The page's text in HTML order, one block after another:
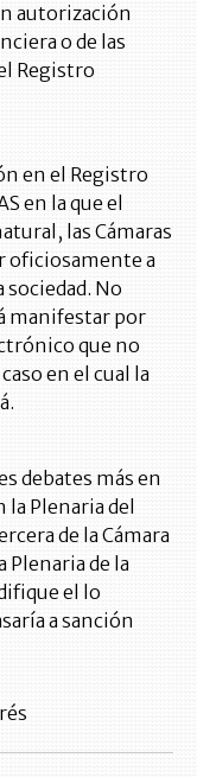
autorización
o de las
Registro
en el Registro
en la que el
las Cámaras
oficiosamente a
No
manifestar por
que no
en el cual la
debates más en
Plenaria del
de la Cámara
Plenaria de la
el lo
a sanción